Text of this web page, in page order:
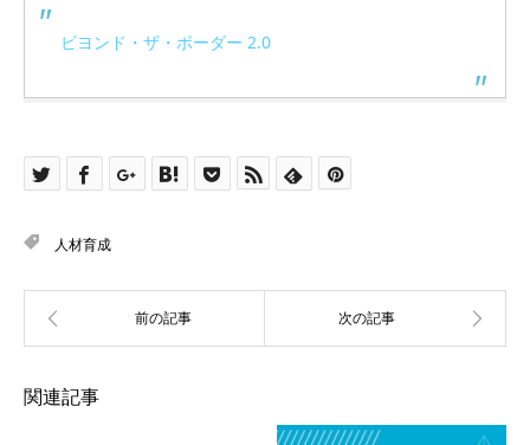
ビヨンド・ザ・ボーダー 2.0
人材育成
関連記事